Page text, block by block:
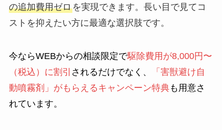
の追加費用ゼロを実現できます。長い目で見てコ
ストを抑えたい方に最適な選択肢です。
今ならWEBからの相談限定で駆除費用が8,000円〜
（税込）に割引 されるだけでなく、
「害獣避け自
動噴霧剤」がもらえるキャンペーン特典も用意さ
れています。